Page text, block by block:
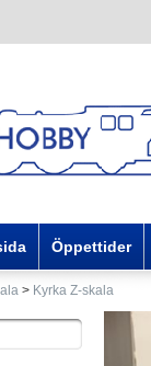
Öppettider
> Kyrka Z-skala